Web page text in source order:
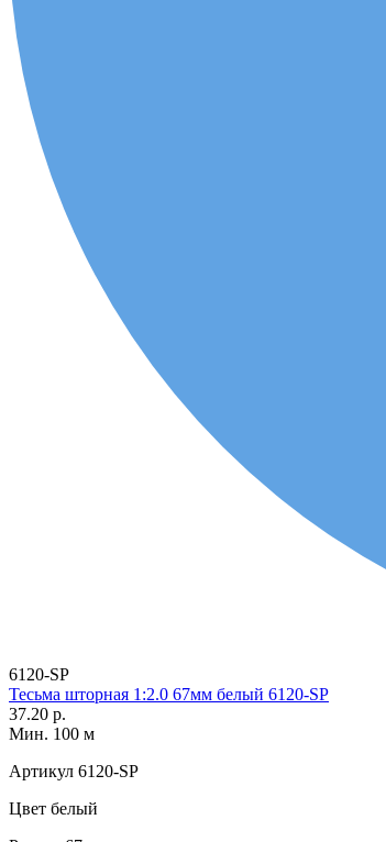
6120-SP
Тесьма шторная 1:2.0 67мм белый 6120-SP
37.20 р.
Мин. 100 м
Артикул 6120-SP
Цвет белый